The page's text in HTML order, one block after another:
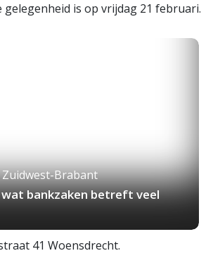
gelegenheid is op vrijdag 21 februari.
Brabant
wat bankzaken betreft veel
41 Woensdrecht.